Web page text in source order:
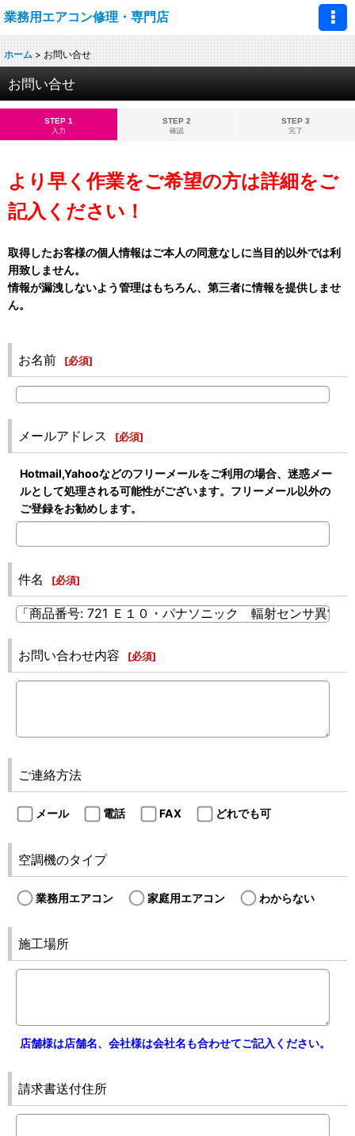
業務用エアコン修理・専門店
ホーム > お問い合せ
お問い合せ
STEP 1
入力
STEP 2
確認
STEP 3
完了
より早く作業をご希望の方は詳細をご
記入ください！
取得したお客様の個人情報はご本人の同意なしに当目的以外では利
用致しません。
情報が漏洩しないよう管理はもちろん、第三者に情報を提供しませ
ん。
お名前 [必須]
メールアドレス [必須]
Hotmail,Yahooなどのフリーメールをご利用の場合、迷惑メー
ルとして処理される可能性がございます。フリーメール以外の
ご登録をお勧めします。
件名 [必須]
お問い合わせ内容 [必須]
ご連絡方法
メール 電話 FAX どれでも可
空調機のタイプ
業務用エアコン 家庭用エアコン わからない
施工場所
店舗様は店舗名、会社様は会社名も合わせてご記入ください。
請求書送付住所